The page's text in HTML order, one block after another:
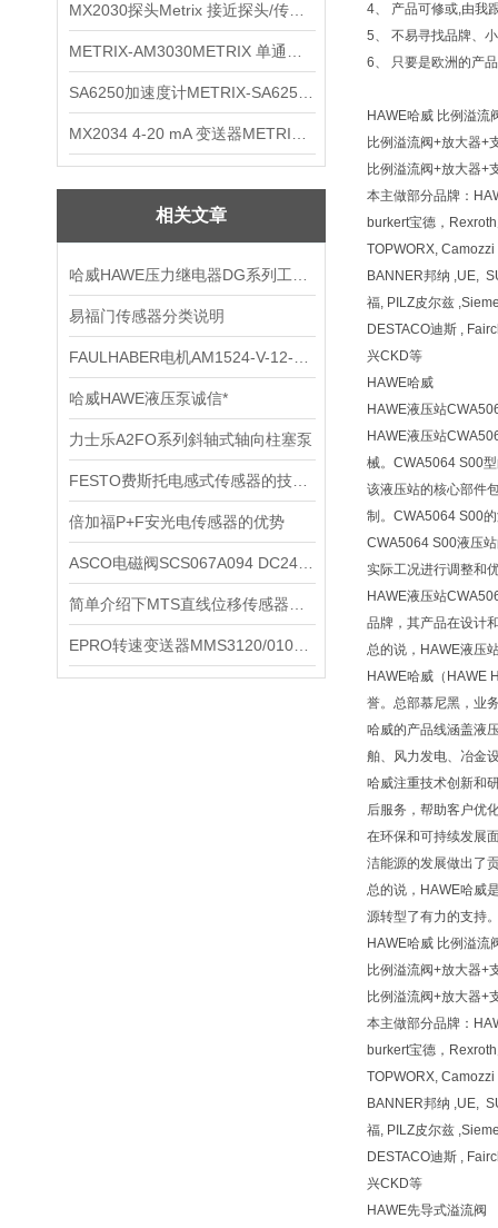
相关文章
易福门传感器分类说明
哈威HAWE液压泵诚信*
力士乐A2FO系列斜轴式轴向柱塞泵
倍加福P+F安光电传感器的优势
4、 产品可修或,由我
5、 不易寻找品牌、
6、 只要是欧洲的产
HAWE哈威 比例溢流
比例溢流阀+放大器
比例溢流阀+放大器
本主做部分品牌：
burkert宝德，
TOPWORX,
BANNER邦纳 ,UE,
福, PILZ皮尔兹
DESTACO迪斯 ,
兴CKD等
HAWE哈威
HAWE液压站
HAWE液压站
械。CWA5064 S00
该液压站的核心部件
制。CWA5064 S00
CWA5064 S00液压
实际工况进行调整和
HAWE液压站
品牌，其产品在设计
总的说，HAWE液压
HAWE哈威（HAWE
誉。总部慕尼黑，业
哈威的产品线涵盖液
舶、风力发电、冶金
哈威注重技术创新和
后服务，帮助客户优
在环保和可持续发展
洁能源的发展做出了
总的说，HAWE哈威
源转型了有力的支持
HAWE哈威 比例溢流
比例溢流阀+放大器
比例溢流阀+放大器
本主做部分品牌：
burkert宝德，
TOPWORX,
BANNER邦纳 ,UE,
福, PILZ皮尔兹
DESTACO迪斯 ,
兴CKD等
HAWE先导式溢流阀